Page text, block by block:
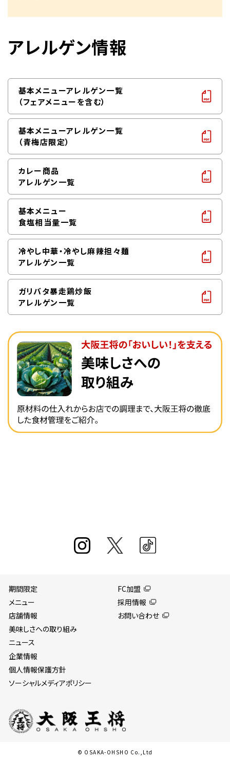
アレルゲン情報
基本メニューアレルゲン一覧
（フェアメニューを含む）
基本メニューアレルゲン一覧
（青梅店限定）
カレー商品
アレルゲン一覧
基本メニュー
食塩相当量一覧
冷やし中華・冷やし麻辣担々麺
アレルゲン一覧
ガリバタ暴走鶏炒飯
アレルゲン一覧
期間限定
メニュー
店舗情報
美味しさへの取り組み
ニュース
企業情報
個人情報保護方針
ソーシャルメディアポリシー
FC加盟
採用情報
お問い合わせ
© OSAKA-OHSHO Co.,Ltd